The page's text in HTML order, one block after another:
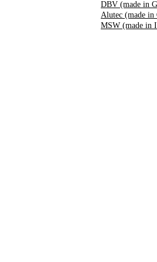
DBV (made in
Alutec (made in
MSW (made in